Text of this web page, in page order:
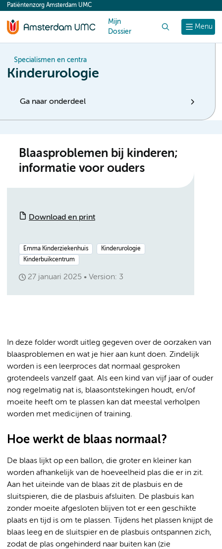
content
Menu
Patiëntenzorg Amsterdam UMC
Mijn
Dossier
Specialismen en centra
Kinderurologie
Ga naar onderdeel
Blaasproblemen bij kinderen;
informatie voor ouders
Download en print
Emma Kinderziekenhuis
Kinderurologie
Kinderbuikcentrum
27 januari 2025 Version: 3
In deze folder wordt uitleg gegeven over de oorzaken van
blaasproblemen en wat je hier aan kunt doen. Zindelijk
worden is een leerproces dat normaal gesproken
grotendeels vanzelf gaat. Als een kind van vijf jaar of ouder
nog regelmatig nat is, blaasontstekingen houdt, en/of
moeite heeft om te plassen kan dat meestal verholpen
worden met medicijnen of training.
Hoe werkt de blaas normaal?
De blaas lijkt op een ballon, die groter en kleiner kan
worden afhankelijk van de hoeveelheid plas die er in zit.
Aan het uiteinde van de blaas zit de plasbuis en de
sluitspieren, die de plasbuis afsluiten. De plasbuis kan
zonder moeite afgesloten blijven tot er een geschikte
plaats en tijd is om te plassen. Tijdens het plassen knijpt de
blaas leeg en de sluitspier en de plasbuis ontspannen zich,
zodat de plas ongehinderd naar buiten kan (zie